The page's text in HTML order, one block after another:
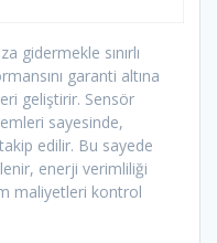
gidermekle sınırlı
garanti altına
geliştirir. Sensör
sayesinde,
edilir. Bu sayede
enerji verimliliği
maliyetleri kontrol